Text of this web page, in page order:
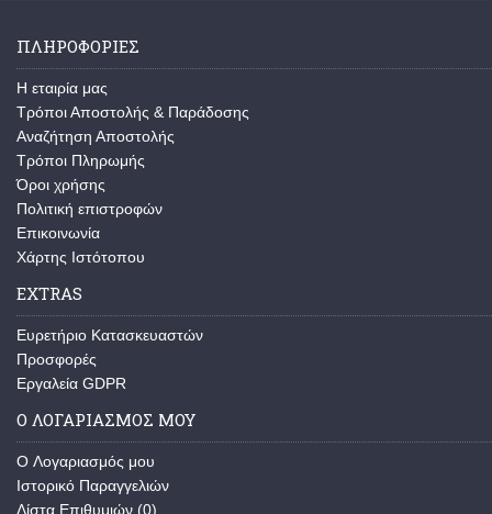
ΠΛΗΡΟΦΟΡΙΕΣ
Η εταιρία μας
Τρόποι Αποστολής & Παράδοσης
Αναζήτηση Αποστολής
Τρόποι Πληρωμής
Όροι χρήσης
Πολιτική επιστροφών
Επικοινωνία
Χάρτης Ιστότοπου
EXTRAS
Ευρετήριο Κατασκευαστών
Προσφορές
Εργαλεία GDPR
Ο ΛΟΓΑΡΙΑΣΜΟΣ ΜΟΥ
O Λογαριασμός μου
Ιστορικό Παραγγελιών
Λίστα Επιθυμιών (0)